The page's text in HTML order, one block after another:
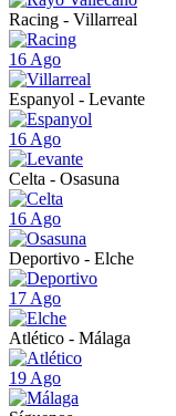
Racing - Villarreal
16 Ago
Espanyol - Levante
16 Ago
Celta - Osasuna
16 Ago
Deportivo - Elche
17 Ago
Atlético - Málaga
19 Ago